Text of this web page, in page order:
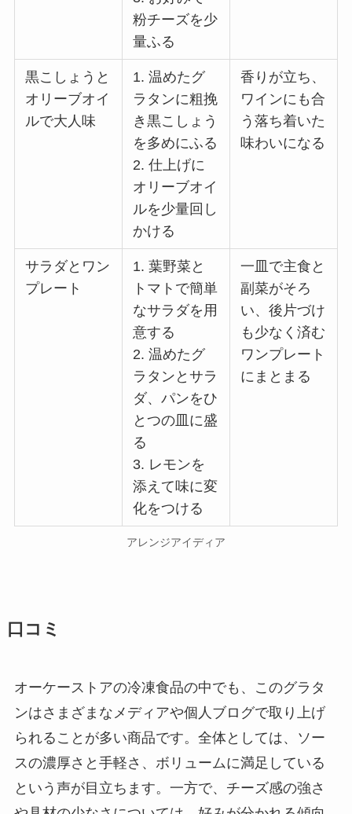
粉チーズを少
量ふる
黒こしょうと
オリーブオイ
ルで大人味
1. 温めたグ
ラタンに粗挽
き黒こしょう
を多めにふる
2. 仕上げに
オリーブオイ
ルを少量回し
かける
香りが立ち、
ワインにも合
う落ち着いた
味わいになる
サラダとワン
プレート
1. 葉野菜と
トマトで簡単
なサラダを用
意する
2. 温めたグ
ラタンとサラ
ダ、パンをひ
とつの皿に盛
る
3. レモンを
添えて味に変
化をつける
一皿で主食と
副菜がそろ
い、後片づけ
も少なく済む
ワンプレート
にまとまる
アレンジアイディア
口コミ
オーケーストアの冷凍食品の中でも、このグラタ
ンはさまざまなメディアや個人ブログで取り上げ
られることが多い商品です。全体としては、ソー
スの濃厚さと手軽さ、ボリュームに満足している
という声が目立ちます。一方で、チーズ感の強さ